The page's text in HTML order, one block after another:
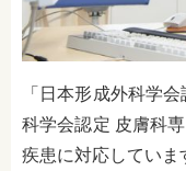
「日本形成外科学
科学会認定 皮膚科
疾患に対応していま